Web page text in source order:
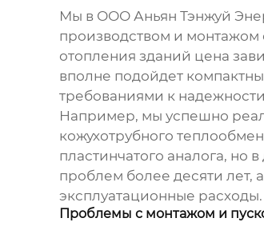
Мы в ООО Аньян Тэнжуй
производством и монтажом
отопления зданий цена
вполне подойдет
требованиями к
Например, мы успешно
кожухотрубного
пластинчатого аналога,
проблем более десяти лет,
эксплуатационные расходы.
Проблемы с монтажом и